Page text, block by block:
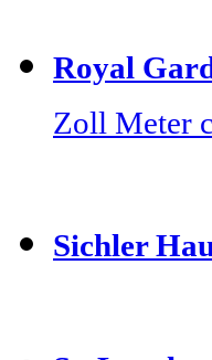
Royal
Zoll Meter
Sichler